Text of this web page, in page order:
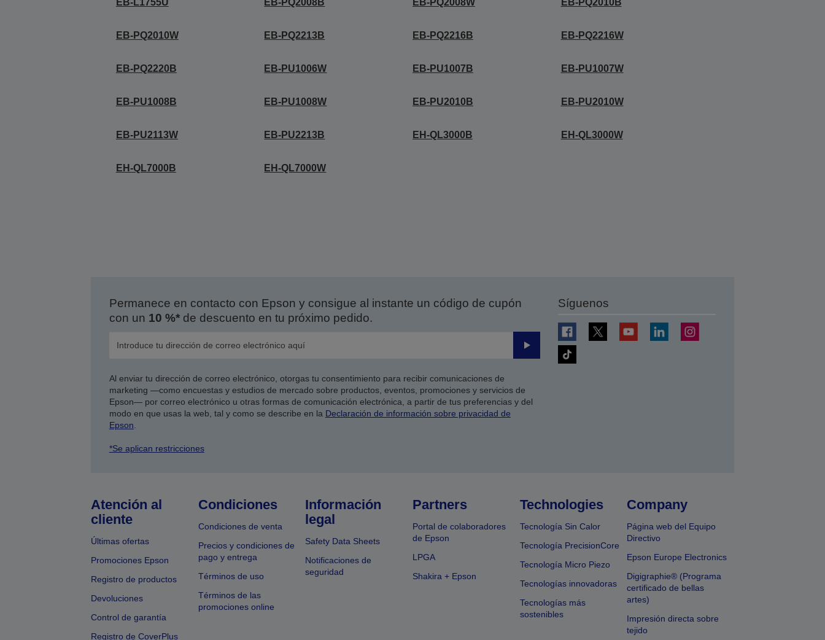
EB-L1755U EB-PQ2008B EB-PQ2008W EB-PQ2010B
EB-PQ2010W EB-PQ2213B EB-PQ2216B EB-PQ2216W
EB-PQ2220B EB-PU1006W EB-PU1007B EB-PU1007W
EB-PU1008B EB-PU1008W EB-PU2010B EB-PU2010W
EB-PU2113W EB-PU2213B EH-QL3000B EH-QL3000W
EH-QL7000B EH-QL7000W
Permanece en contacto con Epson y consigue al instante un código de cupón
con un 10 %*de descuento en tu próximo pedido.
Enviar
Al enviar tu dirección de correo electrónico, otorgas tu consentimiento para recibir comunicaciones de
marketing —como encuestas y estudios de mercado sobre productos, eventos, promociones y servicios de
Epson— por correo electrónico u otras formas de comunicación electrónica, a partir de tus preferencias y del
modo en que usas la web, tal y como se describe en la Declaración de información sobre privacidad de
Epson
*Se aplican restricciones
Síguenos
Atención al
cliente
Últimas ofertas
Promociones Epson
Registro de productos
Devoluciones
Control de garantía
Registro de CoverPlus
Condiciones
Condiciones de venta
Precios y condiciones de
pago y entrega
Términos de uso
Términos de las
promociones online
Información
legal
Safety Data Sheets
Notificaciones de
seguridad
Partners
Portal de colaboradores
de Epson
LPGA
Shakira + Epson
Technologies
Tecnología Sin Calor
Tecnología PrecisionCore
Tecnología Micro Piezo
Tecnologías innovadoras
Tecnologías más
sostenibles
Company
Página web del Equipo
Directivo
Epson Europe Electronics
Digigraphie® (Programa
certificado de bellas
artes)
Impresión directa sobre
tejido